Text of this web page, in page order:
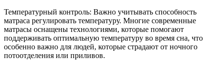
Температурный контроль: Важно учитывать способность
матраса регулировать температуру. Многие современные
матрасы оснащены технологиями, которые помогают
поддерживать оптимальную температуру во время сна, что
особенно важно для людей, которые страдают от ночного
потоотделения или приливов.